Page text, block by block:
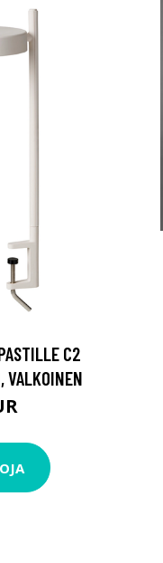
C2
VALKOINEN